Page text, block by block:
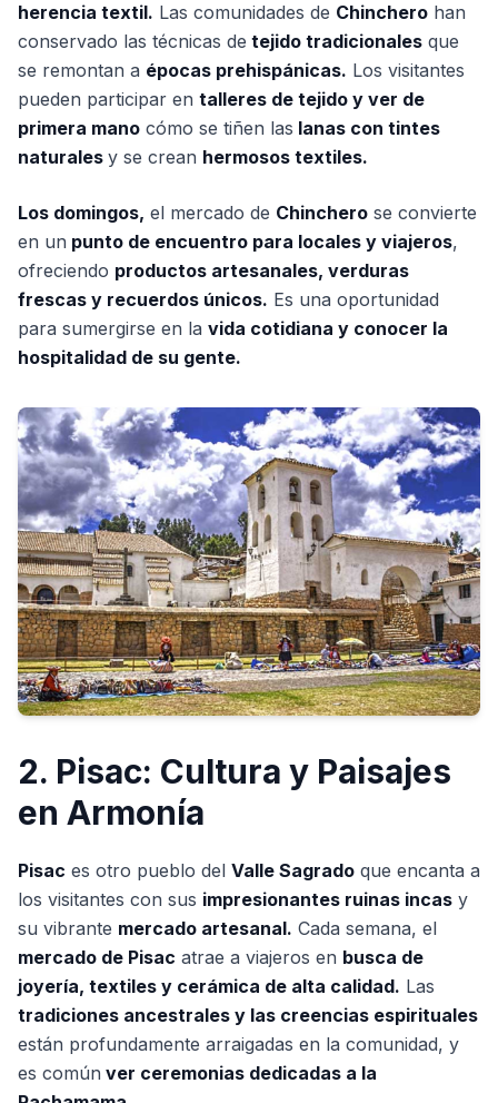
herencia textil. Las comunidades de Chinchero han
conservado las técnicas de tejido tradicionales que
se remontan a épocas prehispánicas. Los visitantes
pueden participar en talleres de tejido y ver de
primera mano cómo se tiñen las lanas con tintes
naturales y se crean hermosos textiles.
Los domingos, el mercado de Chinchero se convierte
en un punto de encuentro para locales y viajeros,
ofreciendo productos artesanales, verduras
frescas y recuerdos únicos. Es una oportunidad
para sumergirse en la vida cotidiana y conocer la
hospitalidad de su gente.
2. Pisac: Cultura y Paisajes
en Armonía
Pisac es otro pueblo del Valle Sagrado que encanta a
los visitantes con sus impresionantes ruinas incas y
su vibrante mercado artesanal. Cada semana, el
mercado de Pisac atrae a viajeros en busca de
joyería, textiles y cerámica de alta calidad. Las
tradiciones ancestrales y las creencias espirituales
están profundamente arraigadas en la comunidad, y
es común ver ceremonias dedicadas a la